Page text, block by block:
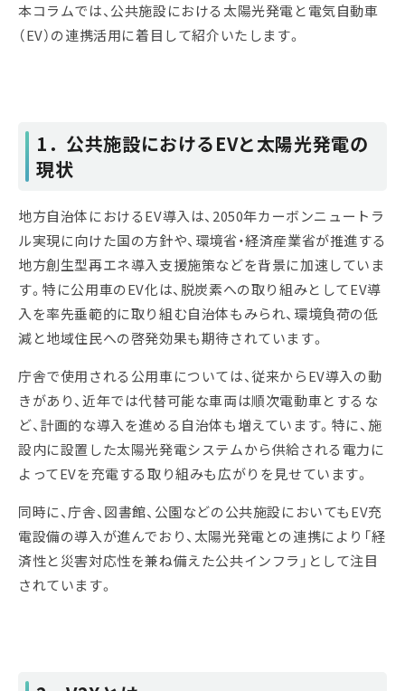
本コラムでは、公共施設における太陽光発電と電気自動車
（EV）の連携活用に着目して紹介いたします。
1 ．公共施設におけるEVと太陽光発電の
現状
地方自治体におけるEV導入は、2050年カーボンニュートラ
ル実現に向けた国の方針や、環境省・経済産業省が推進する
地方創生型再エネ導入支援施策などを背景に加速していま
す。特に公用車のEV化は、脱炭素への取り組みとしてEV導
入を率先垂範的に取り組む自治体もみられ、環境負荷の低
減と地域住民への啓発効果も期待されています。
庁舎で使用される公用車については、従来からEV導入の動
きがあり、近年では代替可能な車両は順次電動車とするな
ど、計画的な導入を進める自治体も増えています。特に、施
設内に設置した太陽光発電システムから供給される電力に
よってEVを充電する取り組みも広がりを見せています。
同時に、庁舎、図書館、公園などの公共施設においてもEV充
電設備の導入が進んでおり、太陽光発電との連携により「経
済性と災害対応性を兼ね備えた公共インフラ」として注目
されています。